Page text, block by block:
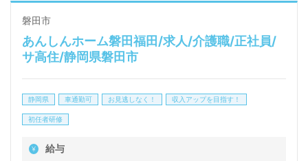
◎
看護助手や介護職経験のある方はもちろん、これから
介護職を目指される方も幅広く募集します。各種研修
所様です。住宅手当等の手厚い福利厚生、収入アップ
も嬉しいポイント！『ご利用者様のお役に立ちたい、
磐田市
あんしんホーム磐田福田/求人/介護職/正社員/
サ高住/静岡県磐田市
静岡県 車通勤可 お見逃しなく！ 収入アップを目指す！
初任者研修
給与